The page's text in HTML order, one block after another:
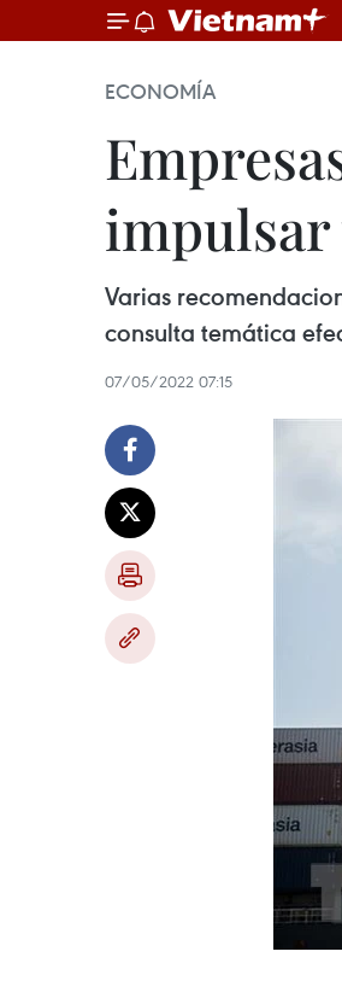
ECONOMÍA
impulsar
Varias
consulta temática
07/05/2022 07:15